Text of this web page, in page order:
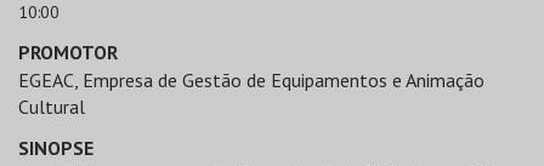
10:00
PROMOTOR
EGEAC, Empresa de Gestão de Equipamentos e Animação
Cultural
SINOPSE